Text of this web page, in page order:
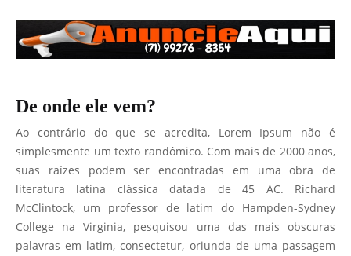
De onde ele vem?
Ao contrário do que se acredita, Lorem Ipsum não é
simplesmente um texto randômico. Com mais de 2000 anos,
suas raízes podem ser encontradas em uma obra de
literatura latina clássica datada de 45 AC. Richard
McClintock, um professor de latim do Hampden-Sydney
College na Virginia, pesquisou uma das mais obscuras
palavras em latim, consectetur, oriunda de uma passagem